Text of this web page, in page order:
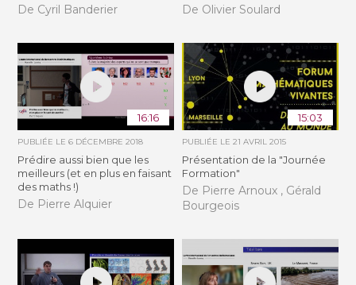
De Cyril Banderier De Olivier Soulard
16:16
PUBLIÉE LE6 DÉCEMBRE 2018
Prédire aussi bien que les
meilleurs (et en plus en faisant
des maths !)
De Pierre Alquier
15:03
PUBLIÉE LE 21 AVRIL 2015
Présentation de la "Journée
Formation"
De Pierre Arnoux , Gérald
Bourgeois